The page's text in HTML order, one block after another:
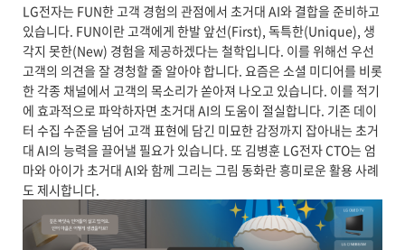
LG전자는 FUN한 고객 경험의 관점에서 초거대 AI와 결합을 준비하고
있습니다. FUN이란 고객에게 한발 앞선(First), 독특한(Unique), 생
각지 못한(New) 경험을 제공하겠다는 철학입니다. 이를 위해선 우선
고객의 의견을 잘 경청할 줄 알아야 합니다. 요즘은 소셜 미디어를 비롯
한 각종 채널에서 고객의 목소리가 쏟아져 나오고 있습니다. 이를 적기
에 효과적으로 파악하자면 초거대 AI의 도움이 절실합니다. 기존 데이
터 수집 수준을 넘어 고객 표현에 담긴 미묘한 감정까지 잡아내는 초거
대 AI의 능력을 끌어낼 필요가 있습니다. 또 김병훈 LG전자 CTO는 엄
마와 아이가 초거대 AI와 함께 그리는 그림 동화란 흥미로운 활용 사례
도 제시합니다.